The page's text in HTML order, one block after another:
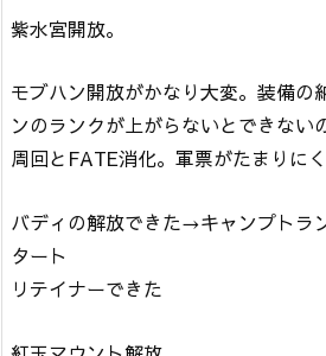
紫水宮開放。
モブハン開放がかなり大変。装備の
ンのランクが上がらないとできない
周回とFATE消化。軍票がたまりにく
バディの解放できた→キャンプトラ
タート
リテイナーできた